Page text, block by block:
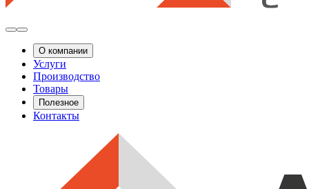
О компании
Услуги
Производство
Товары
Полезное
Контакты